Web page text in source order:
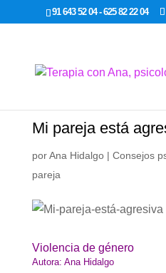
google-site-verification:
91 643 52 04 - 625 82 22 04
Mi pareja está
porAna Hidalgo| Consejos
pareja
Violencia de género
Autora: Ana Hidalgo